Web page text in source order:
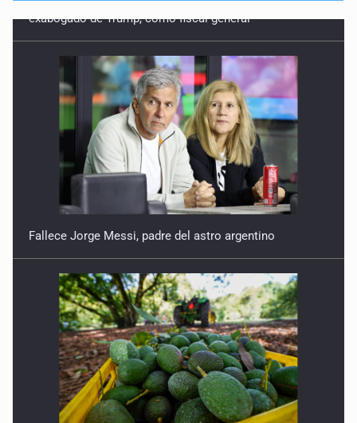
Fallece Jorge Messi, padre del astro argentino